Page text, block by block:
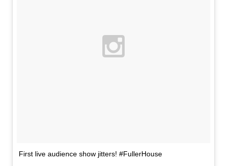
First live audience show jitters! #FullerHouse